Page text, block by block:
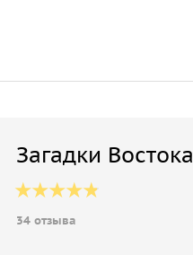
Загадки Востока
34 отзыва